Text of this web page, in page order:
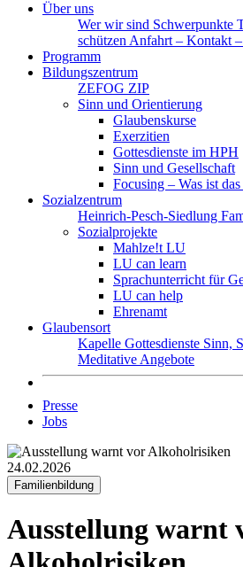
Über uns
Wer wir sind Schwerpunkte
schützen Anfahrt – Kontakt
Programm
Bildungszentrum
ZEFOG ZIP
Sinn und Orientierung
Glaubenskurse
Exerzitien
Gottesdienste im HPH
Sinn und Gesellschaft
Focusing – Was ist
Sozialzentrum
Heinrich-Pesch-Siedlung
Sozialprojekte
Mahlze!t LU
LU can learn
Sprachunterricht für
LU can help
Ehrenamt
Glaubensort
Kapelle Gottesdienste Sinn,
Meditative Angebote
Presse
Jobs
24.02.2026
Familienbildung
Ausstellung warnt